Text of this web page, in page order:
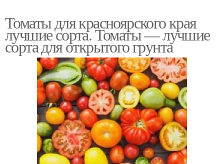
Томаты для красноярского края
лучшие сорта. Томаты — лучшие
сорта для открытого грунта